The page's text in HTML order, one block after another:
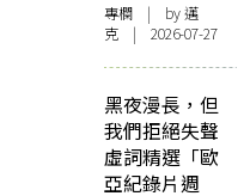
專欄 | by邁
克 | 2026-07-27
黑夜漫長，但
我們拒絕失聲
虛詞精選「歐
亞紀錄片週